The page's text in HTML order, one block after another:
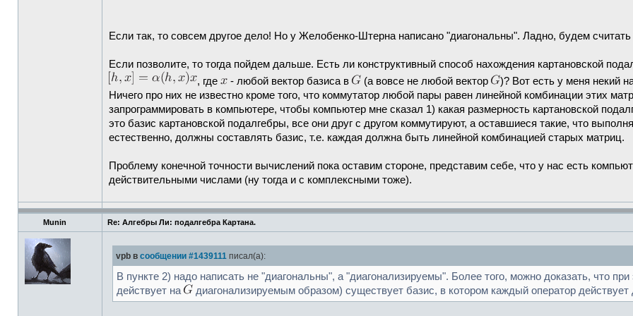
Если так, то совсем другое дело! Но у Желобенко-Штерна написано "диагональны". Ладно, будем
Если позволите, то тогда пойдем дальше. Есть ли конструктивный способ нахождения картановской
, где
- любой вектор базиса в (а вовсе не любой вектор
)? Вот есть у меня некий
Ничего про них не известно кроме того, что коммутатор любой пары равен линейной комбинации этих
запрограммировать в компьютере, чтобы компьютер мне сказал 1) какая размерность картановской
это базис картановской подалгебры, все они друг с другом коммутируют, а оставшиеся такие, что
естественно, должны составлять базис, т.е. каждая должна быть линейной комбинацией старых матриц.
Проблему конечной точности вычислений пока оставим стороне, представим себе, что у нас есть
действительными числами (ну тогда и с комплексными тоже).
Munin Re: Алгебры Ли: подалгебра Картана.
vpb в сообщении #1439111 писал(а):
В пункте 2) надо написать не "диагональны", а "диагонализируемы". Более того, можно доказать, что
действует на
диагонализируемым образом) существует базис, в котором каждый оператор действует